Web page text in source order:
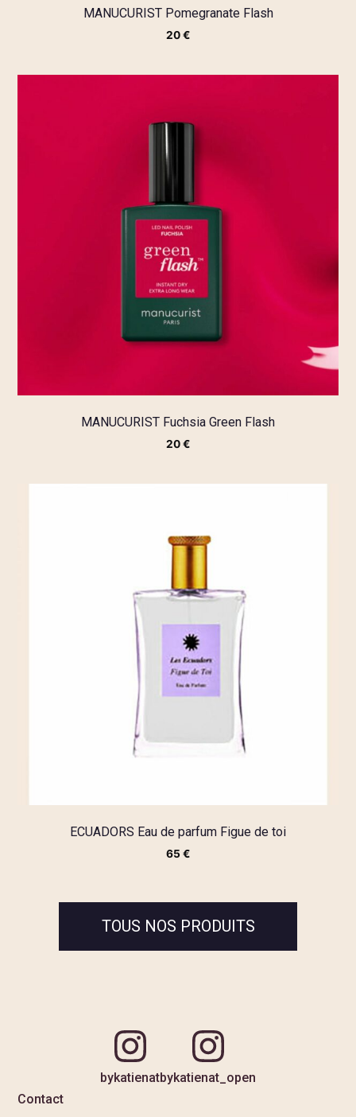
MANUCURIST Pomegranate Flash
20€
MANUCURIST Fuchsia Green Flash
20€
ECUADORS Eau de parfum Figue de toi
65€
TOUS NOS PRODUITS
bykatienatbykatienat_open
Contact